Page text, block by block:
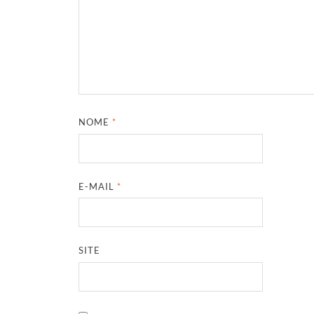
NOME*
E-MAIL*
SITE